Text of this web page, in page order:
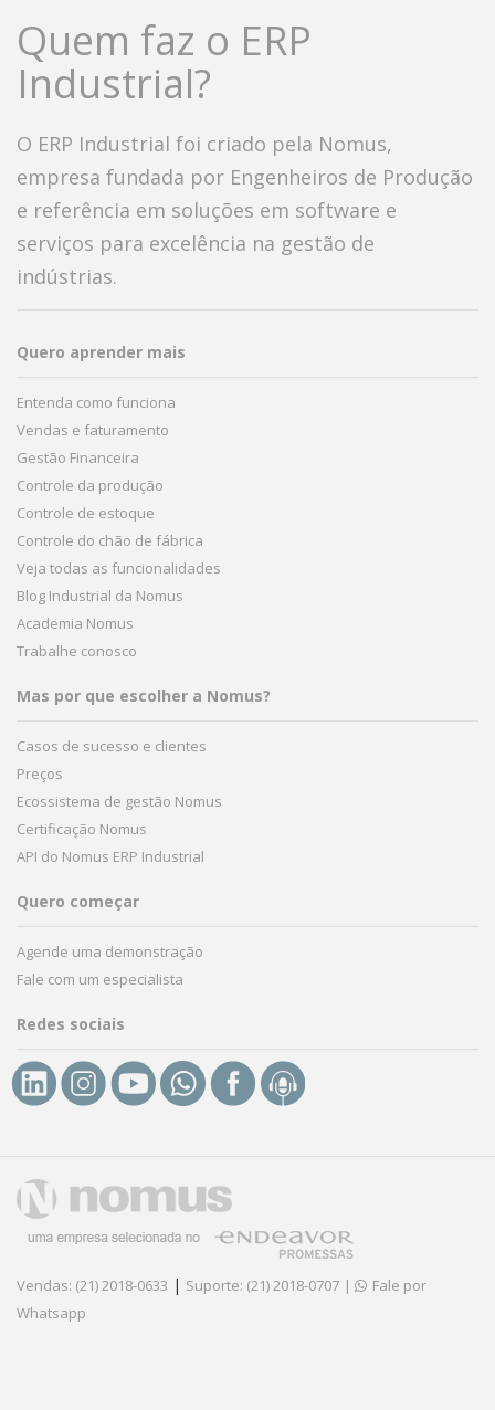
Quem faz o ERP
Industrial?
O ERP Industrial foi criado pela Nomus,
empresa fundada por Engenheiros de Produção
e referência em soluções em software e
serviços para excelência na gestão de
indústrias.
Quero aprender mais
Entenda como funciona
Vendas e faturamento
Gestão Financeira
Controle da produção
Controle de estoque
Controle do chão de fábrica
Veja todas as funcionalidades
Blog Industrial da Nomus
Academia Nomus
Trabalhe conosco
Mas por que escolher a Nomus?
Casos de sucesso e clientes
Preços
Ecossistema de gestão Nomus
Certificação Nomus
API do Nomus ERP Industrial
Quero começar
Agende uma demonstração
Fale com um especialista
Redes sociais
Vendas: (21) 2018-0633 | Suporte: (21) 2018-0707 |
Fale por
Whatsapp